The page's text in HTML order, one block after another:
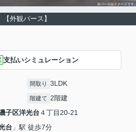
【外観パース】
支払いシミュレーション
間取り 3LDK
階建て 2階建
子区洋光台 ４丁目20-21
台 」駅 徒歩7分